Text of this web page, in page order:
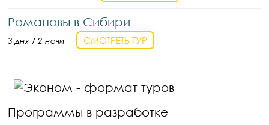
Романовы в Сибири
3 дня / 2 ночи СМОТРЕТЬ ТУР
Программы в разработке